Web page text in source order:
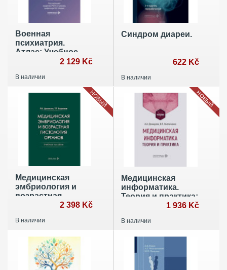
Военная
психиатрия.
Атлас: Учебное
2 129 Kč
В наличии
Синдром диареи.
622 Kč
В наличии
Медицинская
эмбриология и
возрастная
гистология
пособие
2 398 Kč
В наличии
НОВЫЙ
Медицинская
информатика.
Теория и практика:
1 936 Kč
В наличии
НОВЫЙ